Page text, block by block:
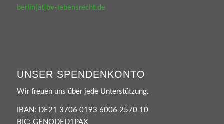
berlin[at]bv-lebensrecht.de
UNSER SPENDENKONTO
Wir freuen uns über jede Unterstützung.
IBAN: DE21 3706 0193 6006 2570 10
BIC: GENODED1PAX